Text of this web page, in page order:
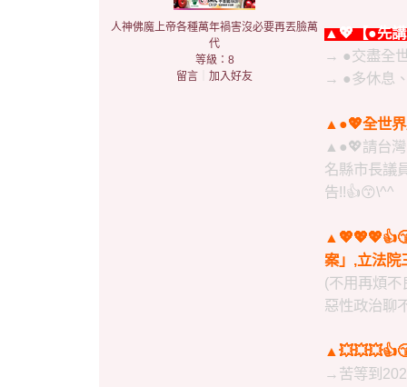
人神佛魔上帝各種萬年禍害沒必要再丟臉萬
代
等級：8
留言
加入好友
▲💖【●先
→ ●交盡全
→ ●多休息
▲●💖全世
▲●💖請台
名縣市長議
告!!👍😙\^^
案」,立法院
(不用再煩
惡性政治聊
→苦等到